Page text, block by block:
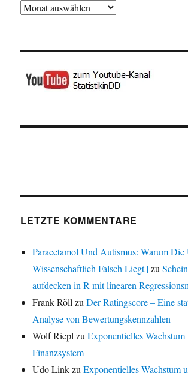
Archiv
LETZTE KOMMENTARE
Paracetamol Und Autismus: Warum
Wissenschaftlich Falsch Liegt |zu
aufdecken in R mit linearen
Frank Röll zuDer Ratingscore – Eine
Analyse von Bewertungskennzahlen
Wolf Riepl zuExponentielles Wachstum
Finanzsystem
Udo LinkzuExponentielles Wachstum